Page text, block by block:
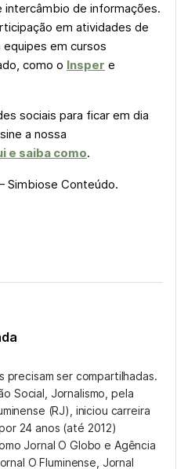
de informações.
em atividades de
em cursos
como o Insper e
sociais para ficar em dia
a nossa
e saiba como.
Simbiose Conteúdo.
precisam ser compartilhadas.
Social, Jornalismo, pela
(RJ), iniciou carreira
24 anos (até 2012)
Jornal O Globo e Agência
O Fluminense, Jornal